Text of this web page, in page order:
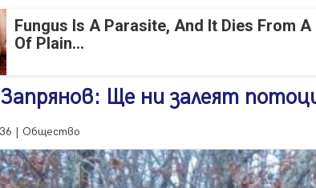
Fungus Is A Parasite, And It Dies From A
Of Plain...
Ще ни залеят
| Общество